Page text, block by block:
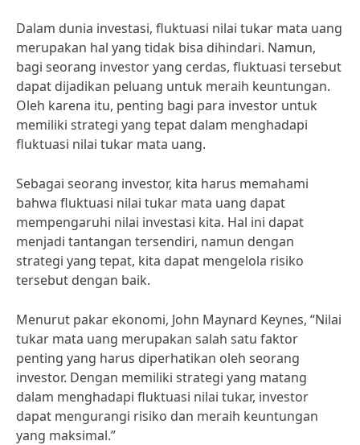
Dalam dunia investasi, fluktuasi nilai tukar mata uang
merupakan hal yang tidak bisa dihindari. Namun,
bagi seorang investor yang cerdas, fluktuasi tersebut
dapat dijadikan peluang untuk meraih keuntungan.
Oleh karena itu, penting bagi para investor untuk
memiliki strategi yang tepat dalam menghadapi
fluktuasi nilai tukar mata uang.
Sebagai seorang investor, kita harus memahami
bahwa fluktuasi nilai tukar mata uang dapat
mempengaruhi nilai investasi kita. Hal ini dapat
menjadi tantangan tersendiri, namun dengan
strategi yang tepat, kita dapat mengelola risiko
tersebut dengan baik.
Menurut pakar ekonomi, John Maynard Keynes, “Nilai
tukar mata uang merupakan salah satu faktor
penting yang harus diperhatikan oleh seorang
investor. Dengan memiliki strategi yang matang
dalam menghadapi fluktuasi nilai tukar, investor
dapat mengurangi risiko dan meraih keuntungan
yang maksimal.”